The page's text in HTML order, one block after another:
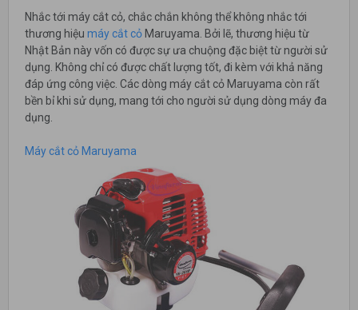
Nhắc tới máy cắt cỏ, chắc chắn không thể không nhắc tới
thương hiệu máy cắt cỏ Maruyama. Bởi lẽ, thương hiệu từ
Nhật Bản này vốn có được sự ưa chuộng đặc biệt từ người sử
dụng. Không chỉ có được chất lượng tốt, đi kèm với khả năng
đáp ứng công việc. Các dòng máy cắt cỏ Maruyama còn rất
bền bỉ khi sử dụng, mang tới cho người sử dụng dòng máy đa
dụng.
Máy cắt cỏ Maruyama